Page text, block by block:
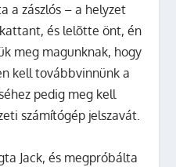
a zászlós – a helyzet
és lelõtte önt, én
meg magunknak, hogy
kell továbbvinnünk a
pedig meg kell
számítógép jelszavát.
Jack, és megpróbálta